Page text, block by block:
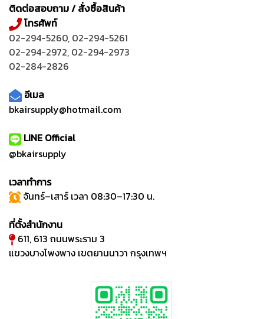
ติดต่อสอบถาม / สั่งซื้อสินค้า
โทรศัพท์
02-294-5260, 02-294-5261
02-294-2972, 02-294-2973
02-284-2826
อีเมล
bkairsupply@hotmail.com
LINE Official
@bkairsupply
เวลาทำการ
จันทร์–เสาร์ เวลา 08:30–17:30 น.
ที่ตั้งสำนักงาน
611, 613 ถนนพระราม 3
แขวงบางโพงพาง เขตยานนาวา กรุงเทพฯ